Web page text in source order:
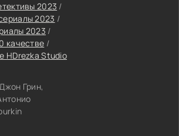
2023 /
2023 /
2023 /
качестве /
HDrezka Studio
Грин,